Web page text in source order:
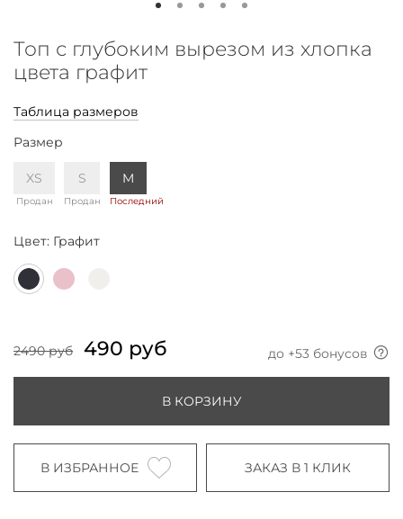
Топ с глубоким вырезом из хлопка
цвета графит
Таблица размеров
Размер
XS
Продан
S
Продан
M
Последний
Цвет: Графит
2490 руб 490 руб до +53 бонусов
В КОРЗИНУ
В ИЗБРАННОЕ ЗАКАЗ В 1 КЛИК